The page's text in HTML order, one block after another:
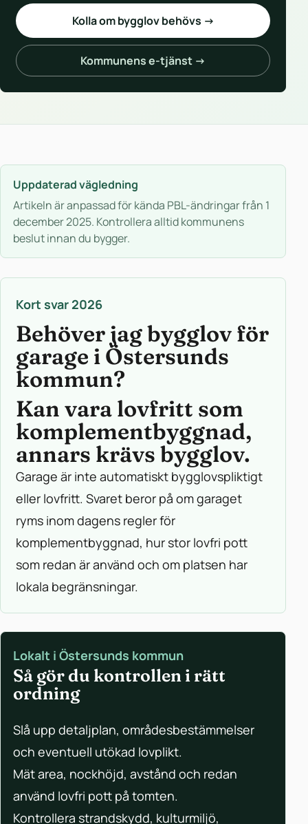
Kolla om bygglov behövs →
Kommunens e-tjänst →
Uppdaterad vägledning
Artikeln är anpassad för kända PBL-ändringar från 1
december 2025. Kontrollera alltid kommunens
beslut innan du bygger.
Kort svar 2026
Behöver jag bygglov för
garage i Östersunds
kommun?
Kan vara lovfritt som
komplementbyggnad,
annars krävs bygglov.
Garage är inte automatiskt bygglovspliktigt
eller lovfritt. Svaret beror på om garaget
ryms inom dagens regler för
komplementbyggnad, hur stor lovfri pott
som redan är använd och om platsen har
lokala begränsningar.
Lokalt i Östersunds kommun
Så gör du kontrollen i rätt
ordning
Slå upp detaljplan, områdesbestämmelser
och eventuell utökad lovplikt.
Mät area, nockhöjd, avstånd och redan
använd lovfri pott på tomten.
Kontrollera strandskydd, kulturmiljö,